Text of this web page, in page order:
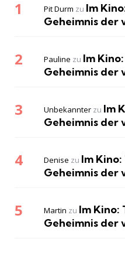
Pit Durm zu Im
Geheimnis der
Pauline zu Im
Geheimnis der
Unbekannter zu Im
Geheimnis der
Denise zu Im
Geheimnis der
Martin zu Im Kino:
Geheimnis der